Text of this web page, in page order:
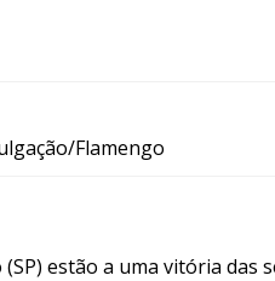
Flamengo
estão a uma vitória